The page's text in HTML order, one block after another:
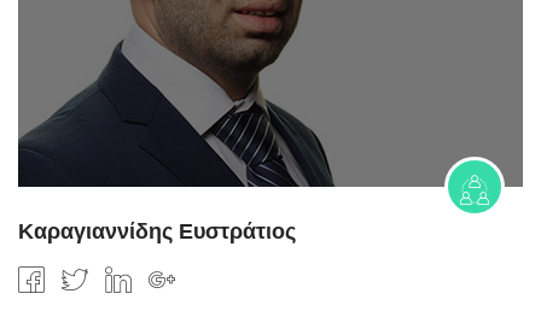
Καραγιαννίδης Ευστράτιος